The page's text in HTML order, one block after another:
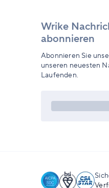
Wrike
abonnieren
Abonnieren Sie
unseren neuesten
Laufenden.